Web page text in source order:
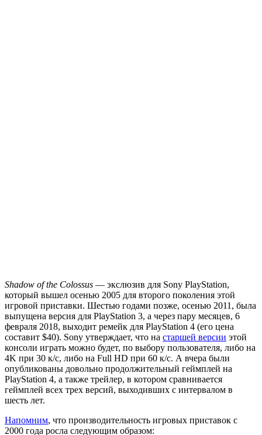
Shadow of the Colossus — экслюзив для Sony PlayStation,
который вышел осенью 2005 для второго поколения этой
игровой приставки. Шестью годами позже, осенью 2011, была
выпущена версия для PlayStation 3, а через пару месяцев, 6
февраля 2018, выходит ремейк для PlayStation 4 (его цена
составит $40). Sony утверждает, что на старшей версии этой
консоли играть можно будет, по выбору пользователя, либо на
4K при 30 к/с, либо на Full HD при 60 к/с. А вчера были
опубликованы довольно продолжительный геймплей на
PlayStation 4, а также трейлер, в котором сравнивается
геймплей всех трех версий, выходивших с интервалом в
шесть лет.
Напомним, что производительность игровых приставок с
2000 года росла следующим образом: